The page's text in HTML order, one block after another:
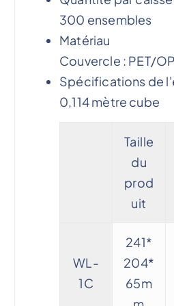
300 ensembles
Matériau
Couvercle : PET/
Spécifications de
0,114 mètre cube
Taille
du
prod
uit
WL-
1C
241*
204*
65m